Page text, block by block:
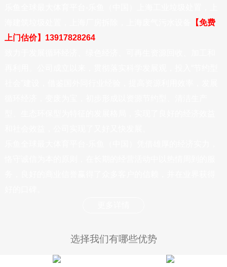
【免费
上门估价】13917828264
选择我们有哪些优势